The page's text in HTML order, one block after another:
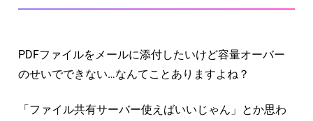
PDFファイルをメールに添付したいけど容量オーバー
のせいでできない…なんてことありますよね？
「ファイル共有サーバー使えばいいじゃん」とか思わ